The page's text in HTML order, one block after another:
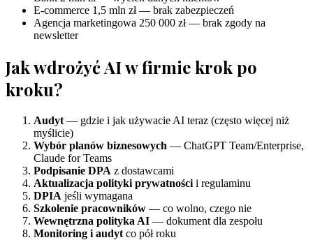
E-commerce 1,5 mln zł — brak zabezpieczeń
Agencja marketingowa 250 000 zł — brak zgody na
newsletter
Jak wdrożyć AI w firmie krok po
kroku?
Audyt — gdzie i jak używacie AI teraz (często więcej niż
myślicie)
Wybór planów biznesowych — ChatGPT Team/Enterprise,
Claude for Teams
Podpisanie DPA z dostawcami
Aktualizacja polityki prywatności i regulaminu
DPIA jeśli wymagana
Szkolenie pracowników — co wolno, czego nie
Wewnętrzna polityka AI — dokument dla zespołu
Monitoring i audyt co pół roku